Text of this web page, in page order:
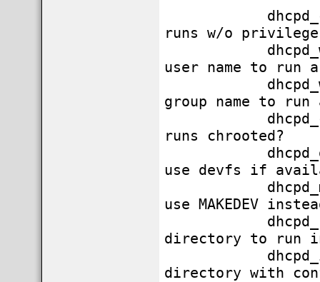
runs w/o
user name to run
group name to run
runs chrooted?
use devfs if
use MAKEDEV
directory to run
directory with